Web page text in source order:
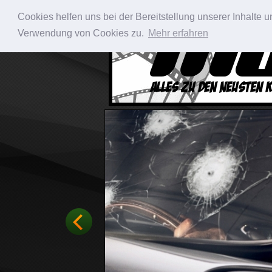
Cookies helfen uns bei der Bereitstellung unserer Inhalte
Verwendung von Cookies zu. Mehr erfahren